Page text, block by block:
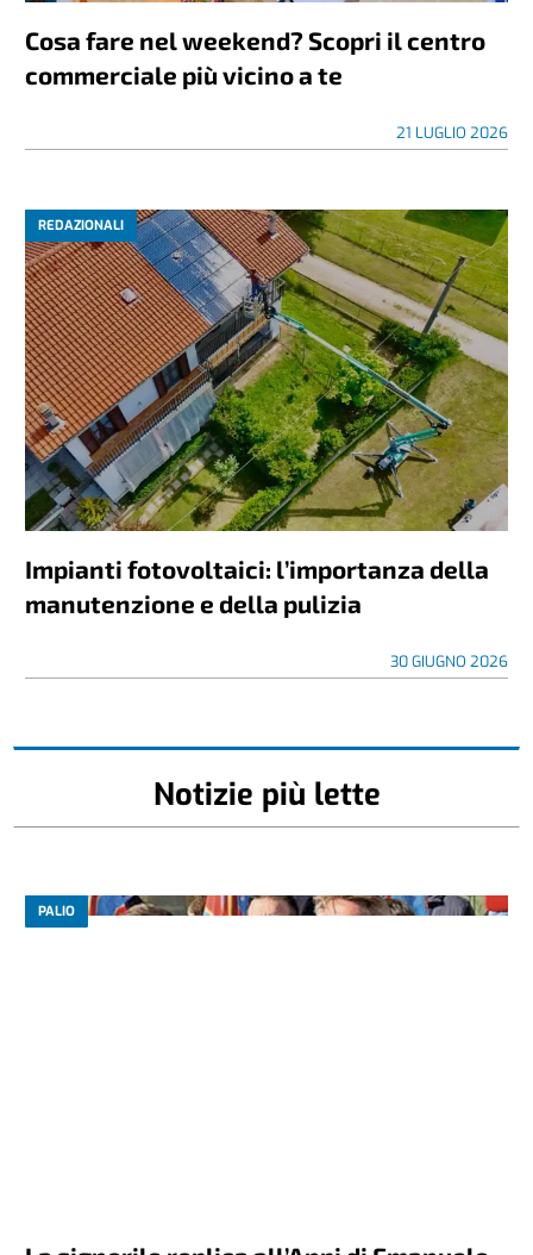
Cosa fare nel weekend? Scopri il centro
commerciale più vicino a te
21 LUGLIO 2026
REDAZIONALI
Impianti fotovoltaici: l’importanza della
manutenzione e della pulizia
30 GIUGNO 2026
Notizie più lette
PALIO